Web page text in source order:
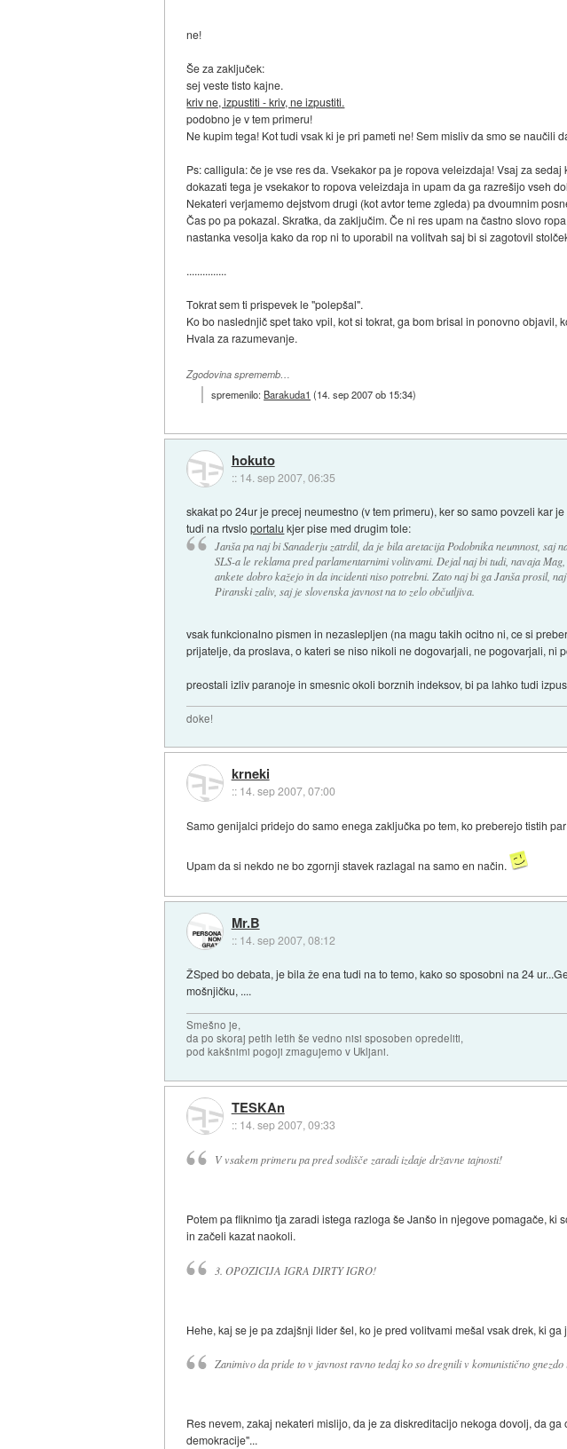
ne!
Še za zaključek:
sej veste tisto kajne.
kriv ne, izpustiti - kriv, ne izpustiti.
podobno je v tem primeru!
Ne kupim tega! Kot tudi vsak ki je pri pameti ne! Sem misliv da smo se naučili
Ps: calligula: če je vse res da. Vsekakor pa je ropova veleizdaja! Vsaj za
dokazati tega je vsekakor to ropova veleizdaja in upam da ga razrešijo vseh
Nekateri verjamemo dejstvom drugi (kot avtor teme zgleda) pa dvoumnim
Čas po pa pokazal. Skratka, da zaključim. Če ni res upam na častno slovo
nastanka vesolja kako da rop ni to uporabil na volitvah saj bi si zagotovil
...............
Tokrat sem ti prispevek le "polepšal".
Ko bo naslednjič spet tako vpil, kot si tokrat, ga bom brisal in ponovno objavil,
Hvala za razumevanje.
Zgodovina sprememb…
spremenilo:Barakuda1 (14. sep 2007 ob 15:34)
hokuto
:: 14. sep 2007, 06:35
skakat po 24ur je precej neumestno (v tem primeru), ker so samo povzeli kar
tudi na rtvsloportalu kjer pise med drugim tole:
Janša pa naj bi Sanaderju zatrdil, da je bila aretacija Podobnika neumnost, saj
SLS-a le reklama pred parlamentarnimi volitvami. Dejal naj bi tudi, navaja
ankete dobro kažejo in da incidenti niso potrebni. Zato naj bi ga Janša prosil,
Piranski zaliv, saj je slovenska javnost na to zelo občutljiva.
vsak funkcionalno pismen in nezaslepljen (na magu takih ocitno ni, ce si
prijatelje, da proslava, o kateri se niso nikoli ne dogovarjali, ne pogovarjali, ni
preostali izliv paranoje in smesnic okoli borznih indeksov, bi pa lahko tudi
doke!
krneki
:: 14. sep 2007, 07:00
Samo genijalci pridejo do samo enega zaključka po tem, ko preberejo tistih par
Upam da si nekdo ne bo zgornji stavek razlagal na samo en način.
Mr.B
:: 14. sep 2007, 08:12
ŽSped bo debata, je bila že ena tudi na to temo, kako so sposobni na 24
mošnjičku, ....
Smešno je,
da po skoraj petih letih še vedno nisi sposoben opredeliti,
pod kakšnimi pogoji zmagujemo v Ukljani.
TESKAn
:: 14. sep 2007, 09:33
V vsakem primeru pa pred sodišče zaradi izdaje državne tajnosti!
Potem pa fliknimo tja zaradi istega razloga še Janšo in njegove pomagače,
in začeli kazat naokoli.
3. OPOZICIJA IGRA DIRTY IGRO!
Hehe, kaj se je pa zdajšnji lider šel, ko je pred volitvami mešal vsak drek, ki ga
Zanimivo da pride to v javnost ravno tedaj ko so dregnili v komunistično gnezdo
Res nevem, zakaj nekateri mislijo, da je za diskreditacijo nekoga dovolj, da
demokracije"...